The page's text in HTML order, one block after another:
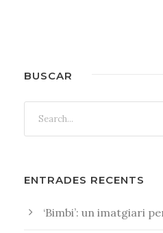
BUSCAR
ENTRADES RECENTS
‘Bimbi’: un imatgiari